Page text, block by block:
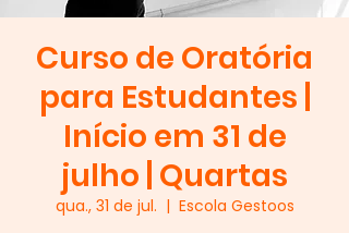
Curso de Oratória
para Estudantes |
Início em 31 de
julho | Quartas
qua., 31 de jul.
  |
Escola Gestoos